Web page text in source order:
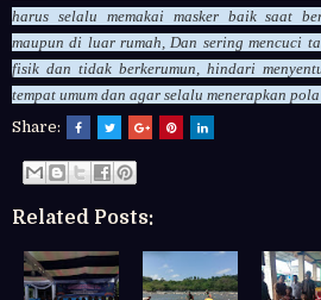
harus selalu memakai masker baik saat
maupun di luar rumah, Dan sering mencuci
fisik dan tidak berkerumun, hindari
tempat umum dan agar selalu menerapkan
Share:
Related Posts: